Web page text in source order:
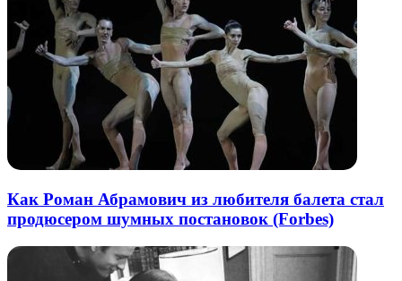
Как Роман Абрамович из любителя балета стал
продюсером шумных постановок (Forbes)